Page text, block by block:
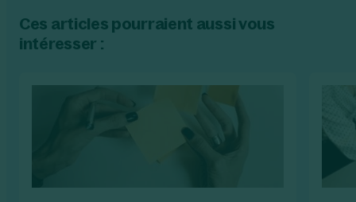
Ces articles pourraient aussi vous
intéresser :